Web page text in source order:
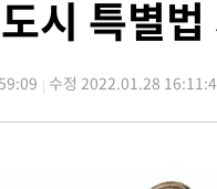
시 특별
수정 2022.01.28